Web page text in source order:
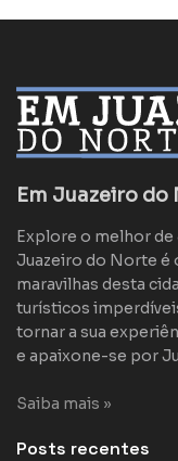
Em Juazeiro do
Explore o melhor
Juazeiro do Norte é
maravilhas desta
turísticos
tornar a sua
e apaixone-se por
Saiba mais »
Posts recentes